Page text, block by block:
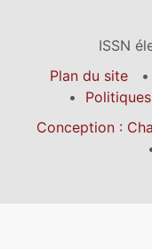
ISSN
Plan du site
Conception :